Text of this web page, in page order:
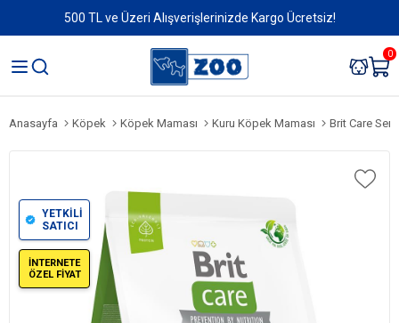
500 TL ve Üzeri Alışverişlerinizde Kargo Ücretsiz!
0
Anasayfa Köpek Köpek Maması Kuru Köpek Maması Brit Care Senior
YETKİLİ
SATICI
İNTERNETE
ÖZEL FİYAT